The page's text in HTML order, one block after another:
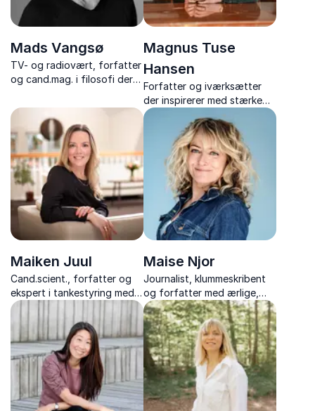
Mads Vangsø
TV- og radiovært, forfatter
og cand.mag. i filosofi der
filosofi og mod til at
forfølge selv de mest
umulige drømme.
Magnus Tuse
Hansen
Forfatter og iværksætter
der inspirerer med stærke
foredrag om modgang,
personlig styrke og
sundhed.
Maiken Juul
Cand.scient., forfatter og
ekspert i tankestyring med
foredrag om hjernens
mekanismer, tankestyring og
vejen til en mere rolig og
fokuseret hverdag
Maise Njor
Journalist, klummeskribent
og forfatter med ærlige,
morsomme og relaterbare
foredrag om livet,
hverdagen og os alle.